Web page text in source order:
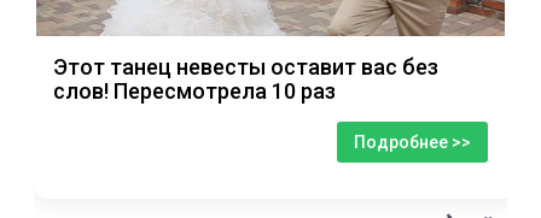
Этот танец невесты оставит вас без
слов! Пересмотрела 10 раз
Подробнее >>